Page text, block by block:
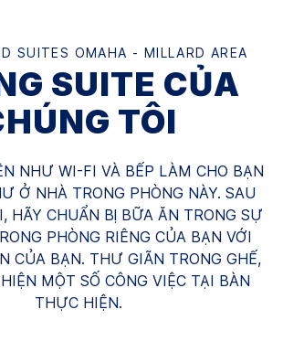
SUITES OMAHA - MILLARD AREA
SUITE CỦA
TÔI
NHƯ WI-FI VÀ BẾP LÀM CHO BẠN
Ở NHÀ TRONG PHÒNG NÀY. SAU
HÃY CHUẨN BỊ BỮA ĂN TRONG SỰ
PHÒNG RIÊNG CỦA BẠN VỚI
CỦA BẠN. THƯ GIÃN TRONG GHẾ,
MỘT SỐ CÔNG VIỆC TẠI BÀN
THỰC HIỆN.